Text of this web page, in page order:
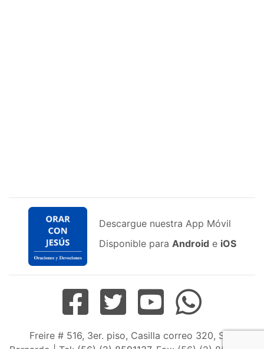
Descargue nuestra App Móvil
Disponible para Android e iOS
Freire # 516, 3er. piso, Casilla correo 320, San